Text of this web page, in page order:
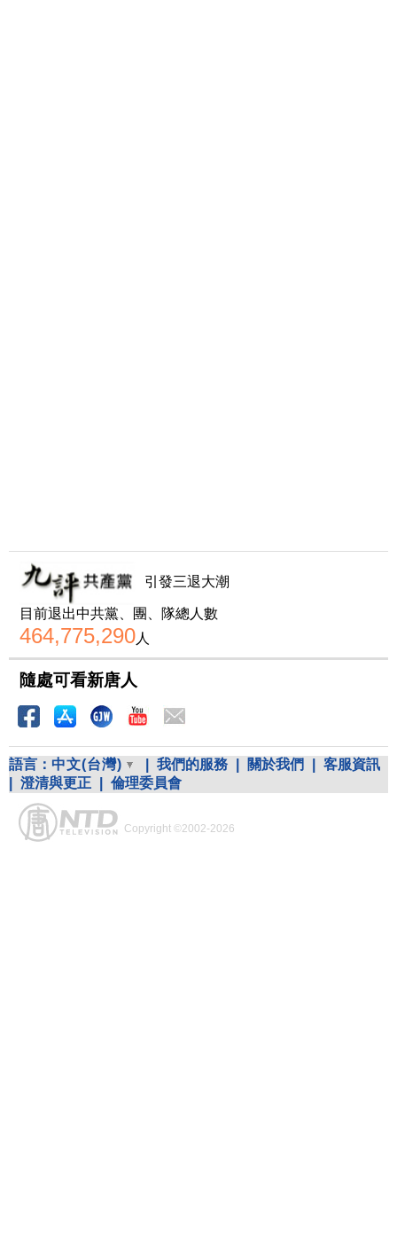
引發三退大潮
目前退出中共黨、團、隊總人數
464,775,290人
隨處可看新唐人
語言： 中文(台灣) 我們的服務 關於我們
客服資訊
澄清與更正 倫理委員會
Copyright ©2002-2026